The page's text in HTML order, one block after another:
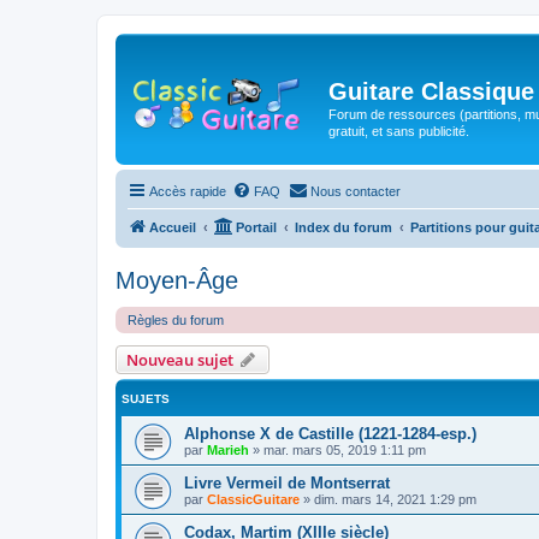
Guitare Classique
Forum de ressources (partitions,
gratuit, et sans publicité.
Accès rapide FAQ Nous contacter
Accueil Portail Index du forum Partitions pour
Moyen-Âge
Règles du forum
Nouveau sujet
SUJETS
Alphonse X de Castille (1221-1284-esp.)
par Marieh » mar. mars 05, 2019 1:11 pm
Livre Vermeil de Montserrat
par ClassicGuitare » dim. mars 14, 2021 1:29 pm
Codax, Martim (XIIIe siècle)